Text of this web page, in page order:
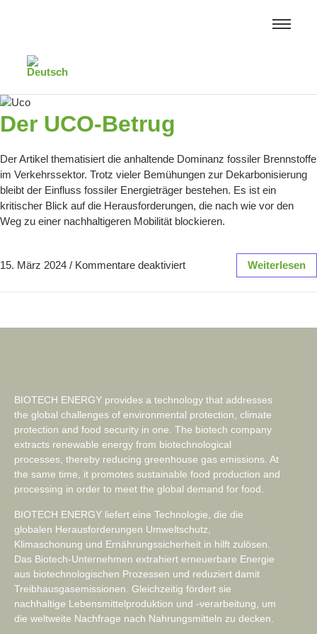
Der UCO-Betrug
Der Artikel thematisiert die anhaltende Dominanz fossiler Brennstoffe
im Verkehrssektor. Trotz vieler Bemühungen zur Dekarbonisierung
bleibt der Einfluss fossiler Energieträger bestehen. Es ist ein
kritischer Blick auf die Herausforderungen, die nach wie vor den
Weg zu einer nachhaltigeren Mobilität blockieren.
15. März 2024 / Kommentare deaktiviert Weiterlesen
BIOTECH ENERGY provides a technology that addresses
the global challenges of environmental protection, climate
protection and food security in one. The biotech company
extracts renewable energy from biotechnological
processes, thereby reducing greenhouse gas emissions. At
the same time, it promotes sustainable food production and
processing in order to meet the global demand for food.
BIOTECH ENERGY liefert eine Technologie, die die
globalen Herausforderungen Umweltschutz,
Klimaschonung und Ernährungssicherheit in hilft zulösen.
Das Biotech-Unternehmen extrahiert erneuerbare Energie
aus biotechnologischen Prozessen und reduziert damit
Treibhausgasemissionen. Gleichzeitig fördert sie
nachhaltige Lebensmittelproduktion und -verarbeitung, um
die weltweite Nachfrage nach Nahrungsmitteln zu decken.